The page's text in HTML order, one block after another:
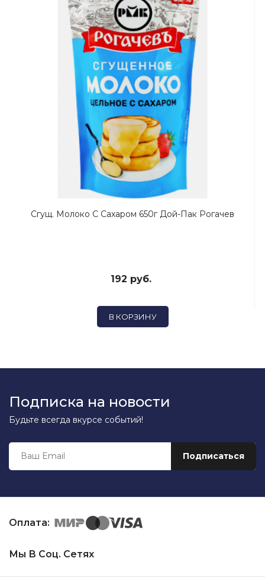
Сгущ. Молоко С Сахаром 650г Дой-Пак Рогачев
192 руб.
В КОРЗИНУ
Подписка на новости
Будьте всегда вкурсе событий!
Оплата:
Мы В Соц. Сетях